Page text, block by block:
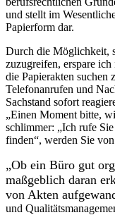
und stellt im
Papierform dar.
Durch die Möglichkeit,
zuzugreifen, erspare
die Papierakten suchen
Telefonanrufen und
Sachstand sofort
„Einen Moment bitte,
schlimmer: „Ich rufe
finden“, werden Sie
„Ob ein Büro gut
maßgeblich daran
von Akten
und